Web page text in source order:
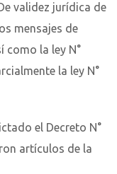
validez jurídica de
mensajes de
como la ley N°
la ley N°
el Decreto N°
artículos de la